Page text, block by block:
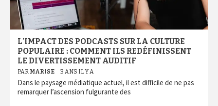
L’IMPACT DES PODCASTS SUR LA CULTURE
POPULAIRE : COMMENT ILS REDÉFINISSENT
LE DIVERTISSEMENT AUDITIF
PAR MARISE 3 ANS IL Y A
Dans le paysage médiatique actuel, il est difficile de ne pas
remarquer l’ascension fulgurante des